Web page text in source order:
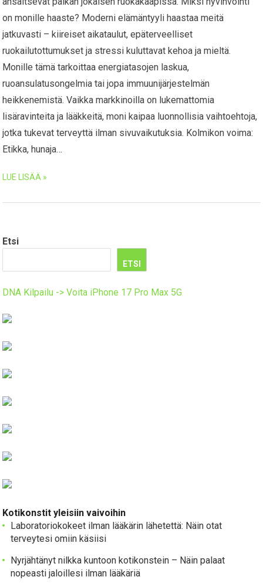
on monille haaste? Moderni elämäntyyli haastaa meitä
jatkuvasti – kiireiset aikataulut, epäterveelliset
ruokailutottumukset ja stressi kuluttavat kehoa ja mieltä.
Monille tämä tarkoittaa energiatasojen laskua,
ruoansulatusongelmia tai jopa immuunijärjestelmän
heikkenemistä. Vaikka markkinoilla on lukemattomia
lisäravinteita ja lääkkeitä, moni kaipaa luonnollisia vaihtoehtoja,
jotka tukevat terveyttä ilman sivuvaikutuksia. Kolmikon voima:
Etikka, hunaja…
LUE LISÄÄ »
Etsi
ETSI
DNA Kilpailu -> Voita iPhone 17 Pro Max 5G
Kotikonstit yleisiin vaivoihin
Laboratoriokokeet ilman lääkärin lähetettä: Näin otat
terveytesi omiin käsiisi
Nyrjähtänyt nilkka kuntoon kotikonstein – Näin palaat
nopeasti jaloillesi ilman lääkäriä